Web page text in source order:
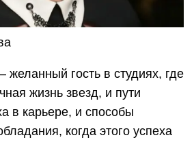
гость в студиях, где
жизнь звезд, и пути
в карьере, и способы
когда этого успеха